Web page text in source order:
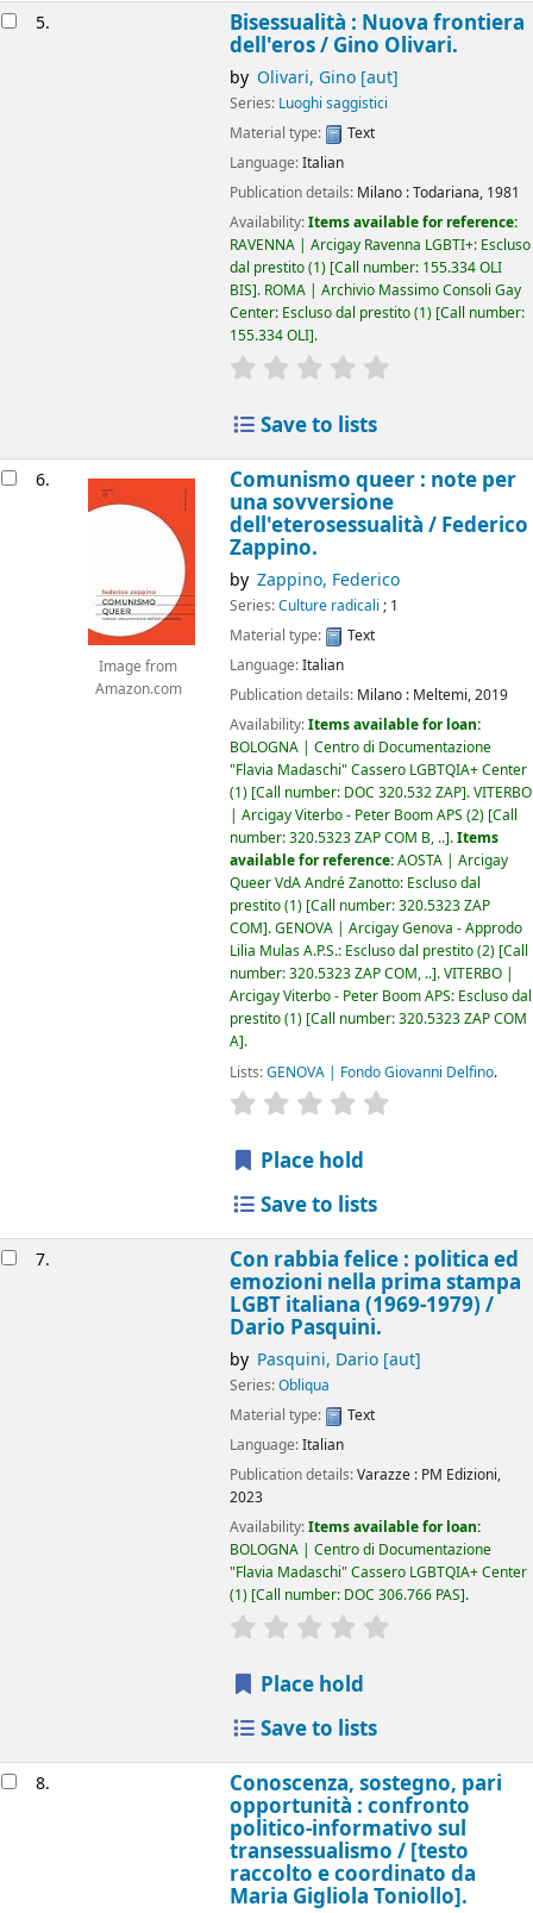
5. Bisessualità : Nuova frontiera
dell'eros / Gino Olivari.
by Olivari, Gino[aut]
Series: Luoghi saggistici
Material type:
Text
Language:Italian
Publication details: Milano :Todariana, 1981
Availability:Items available for reference:
RAVENNA | Arcigay Ravenna LGBTI+: Escluso
dal prestito(1) Call number: 155.334 OLI
BIS . ROMA | Archivio Massimo Consoli Gay
Center: Escluso dal prestito(1) Call number:
155.334 OLI .
star rating
Save to lists
6.
Image from
Amazon.com
Comunismo queer : note per
una sovversione
dell'eterosessualità / Federico
Zappino.
by Zappino, Federico
Series:Culture radicali ; 1
Material type:
Text
Language:Italian
Publication details: Milano : Meltemi,2019
Availability:Items available for loan:
BOLOGNA | Centro di Documentazione
"Flavia Madaschi" Cassero LGBTQIA+ Center
(1) Call number: DOC 320.532 ZAP .VITERBO
| Arcigay Viterbo - Peter Boom APS (2) Call
number:320.5323 ZAP COM B, .. .Items
available for reference:AOSTA | Arcigay
Queer VdA André Zanotto: Escluso dal
prestito(1) Call number:320.5323 ZAP
COM .GENOVA | Arcigay Genova - Approdo
Lilia Mulas A.P.S.: Escluso dal prestito(2) Call
number:320.5323 ZAP COM, .. .VITERBO |
Arcigay Viterbo - Peter Boom APS: Escluso dal
prestito(1) Call number:320.5323 ZAP COM
A .
Lists:GENOVA | Fondo Giovanni Delfino.
star rating
Place hold
Save to lists
7. Con rabbia felice : politica ed
emozioni nella prima stampa
LGBT italiana (1969-1979) /
Dario Pasquini.
by Pasquini, Dario[aut]
Series:Obliqua
Material type:
Text
Language:Italian
Publication details:Varazze : PM Edizioni,
2023
Availability:Items available for loan:
BOLOGNA | Centro di Documentazione
"Flavia Madaschi" Cassero LGBTQIA+ Center
(1) Call number: DOC 306.766 PAS .
star rating
Place hold
Save to lists
8. Conoscenza, sostegno, pari
opportunità : confronto
politico-informativo sul
transessualismo / [testo
raccolto e coordinato da
Maria Gigliola Toniollo].